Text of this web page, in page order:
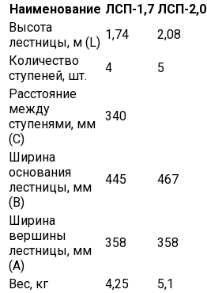
Наименование ЛСП-1,7 ЛСП-2,0
Высота
лестницы, м (L)
1,74 2,08
Количество
ступеней, шт.
4 5
Расстояние
между
ступенями, мм
(C)
340
Ширина
основания
лестницы, мм
(B)
445 467
Ширина
вершины
лестницы, мм
(A)
358 358
Вес, кг 4,25 5,1